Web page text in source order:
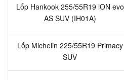
Lốp Hankook 255/55R19 iON evo
AS SUV (IH01A)
Lốp Michelin 225/55R19 Primacy
SUV